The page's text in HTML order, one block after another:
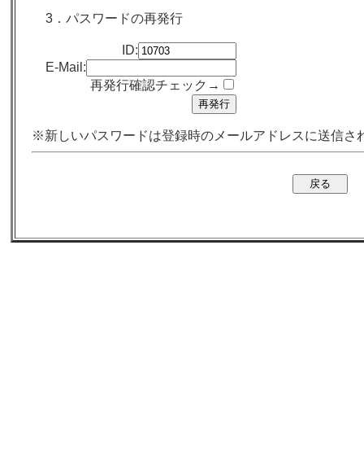
3．パスワードの再発行
ID:
E-Mail:
再発行確認チェック→
※新しいパスワードは登録時のメールアドレスに送信さ